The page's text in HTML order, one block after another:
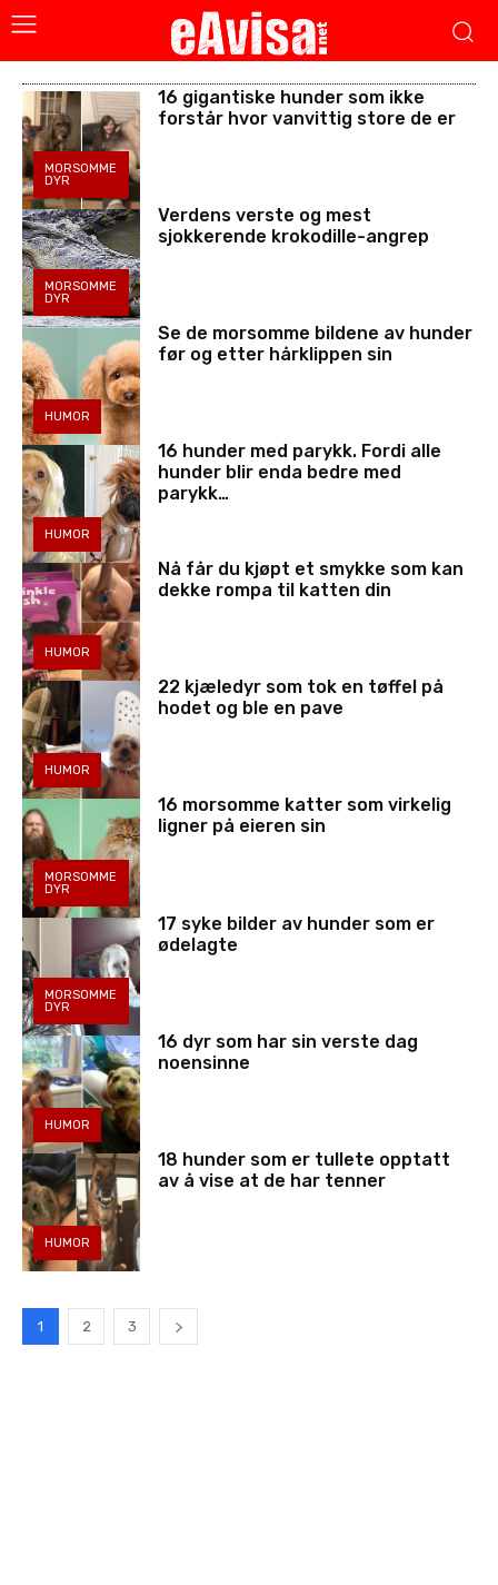
MORSOMME
DYR
16 gigantiske hunder som ikke
forstår hvor vanvittig store de er
MORSOMME
DYR
Verdens verste og mest
sjokkerende krokodille-angrep
HUMOR
Se de morsomme bildene av hunder
før og etter hårklippen sin
HUMOR
16 hunder med parykk. Fordi alle
hunder blir enda bedre med
parykk…
HUMOR
Nå får du kjøpt et smykke som kan
dekke rompa til katten din
HUMOR
22 kjæledyr som tok en tøffel på
hodet og ble en pave
MORSOMME
DYR
16 morsomme katter som virkelig
ligner på eieren sin
MORSOMME
DYR
17 syke bilder av hunder som er
ødelagte
HUMOR
16 dyr som har sin verste dag
noensinne
HUMOR
18 hunder som er tullete opptatt
av å vise at de har tenner
1 2 3